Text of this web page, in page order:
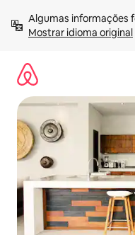
para
Mostrar idioma original